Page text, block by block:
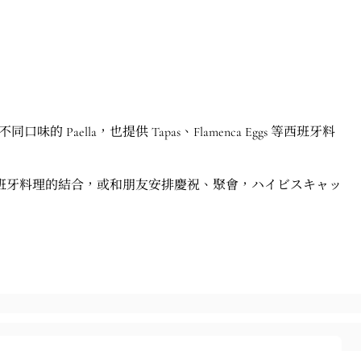
味的 Paella，也提供 Tapas、Flamenca Eggs 等西班牙料
料理的結合，或和朋友安排慶祝、聚會，ハイビスキャッ